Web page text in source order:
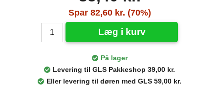
Spar 82,60 kr. (70%)
Læg i kurv
På lager
Levering til GLS Pakkeshop 39,00 kr.
Eller levering til døren med GLS 59,00 kr.